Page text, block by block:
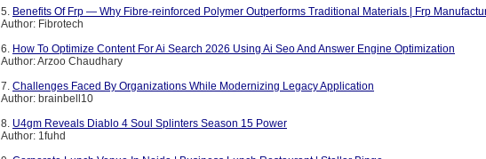
5. Benefits Of Frp — Why Fibre-reinforced Polymer Outperforms Traditional Materials | Frp
Author: Fibrotech
6. How To Optimize Content For Ai Search 2026 Using Ai Seo And Answer Engine Optimization
Author: Arzoo Chaudhary
7. Challenges Faced By Organizations While Modernizing Legacy Application
Author: brainbell10
8. U4gm Reveals Diablo 4 Soul Splinters Season 15 Power
Author: 1fuhd